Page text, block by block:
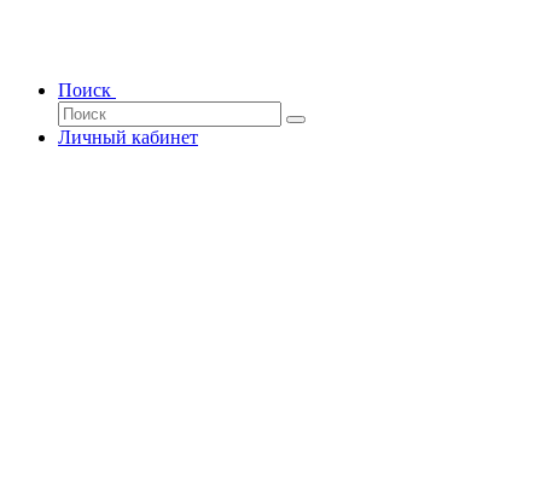
Поиск
Личный кабинет